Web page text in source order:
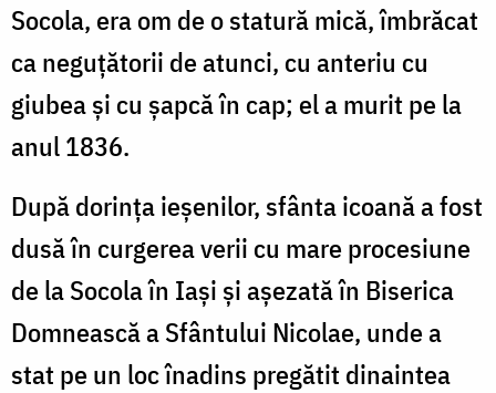
Socola, era om de o statură mică, îmbrăcat
ca neguţătorii de atunci, cu anteriu cu
giubea şi cu şapcă în cap; el a murit pe la
anul 1836.
După dorinţa ieşenilor, sfânta icoană a fost
dusă în curgerea verii cu mare procesiune
de la Socola în Iaşi şi aşezată în Biserica
Domnească a Sfântului Nicolae, unde a
stat pe un loc înadins pregătit dinaintea